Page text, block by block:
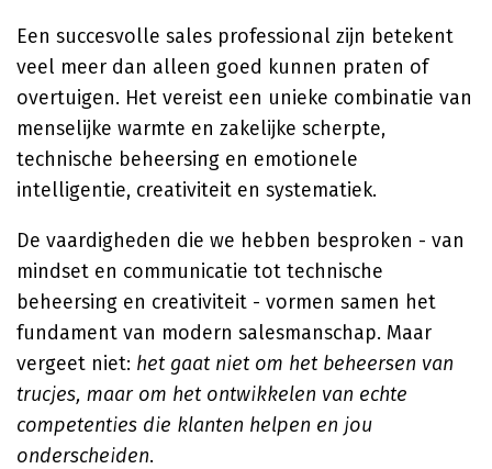
Een succesvolle sales professional zijn betekent
veel meer dan alleen goed kunnen praten of
overtuigen. Het vereist een unieke combinatie van
menselijke warmte en zakelijke scherpte,
technische beheersing en emotionele
intelligentie, creativiteit en systematiek.
De vaardigheden die we hebben besproken - van
mindset en communicatie tot technische
beheersing en creativiteit - vormen samen het
fundament van modern salesmanschap. Maar
vergeet niet: het gaat niet om het beheersen van
trucjes, maar om het ontwikkelen van echte
competenties die klanten helpen en jou
onderscheiden.